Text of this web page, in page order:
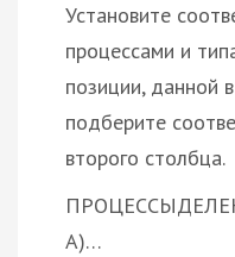
Установите
процессами и
позиции, данной
подберите
второго столбца.
ПРОЦЕССЫ
А)…